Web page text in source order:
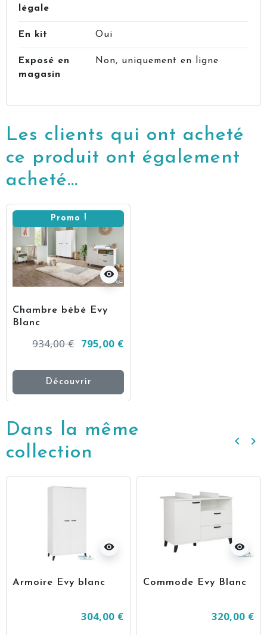
légale
En kit Oui
Exposé en
magasin
Non, uniquement en ligne
Les clients qui ont acheté
ce produit ont également
acheté...
Promo !
visibility
Chambre bébé Evy
Blanc
934,00 € 795,00 €
Découvrir
Dans la même
collection
keyboard_arrow_left keyboard_arrow_right
visibility
Armoire Evy blanc
304,00 €
visibility
Commode Evy Blanc
320,00 €